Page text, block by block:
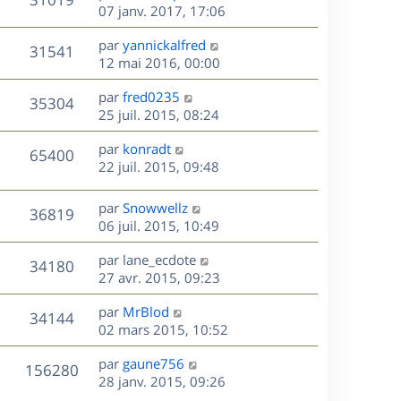
e
s
a
g
e
m
e
s
s
a
g
e
i
e
r
m
e
s
s
a
g
e
u
e
r
n
i
e
r
m
e
s
s
a
g
e
07 janv. 2017, 17:06
31541
u
s
D
e
r
n
i
e
r
m
e
s
s
a
g
e
par yannickalfred
12 mai 2016, 00:00
35304V
u
D
e
r
n
i
r
m
e
s
s
a
g
e
par fred0235
25 juil. 2015, 08:24
65400V
u
e
D
e
i
e
r
m
e
s
s
a
g
e
par konradt
22 juil. 2015, 09:48
36819V
u
D
e
r
n
i
e
r
m
e
s
s
par Snowwellz
06 juil. 2015, 10:49
34180V
u
s
D
e
r
n
i
e
r
m
par lane_ecdote
27 avr. 2015, 09:23
34144V
u
e
D
e
r
n
i
par MrBlod
02 mars 2015, 10:52
156280V
D
e
par gaune756
28 janv. 2015, 09:26